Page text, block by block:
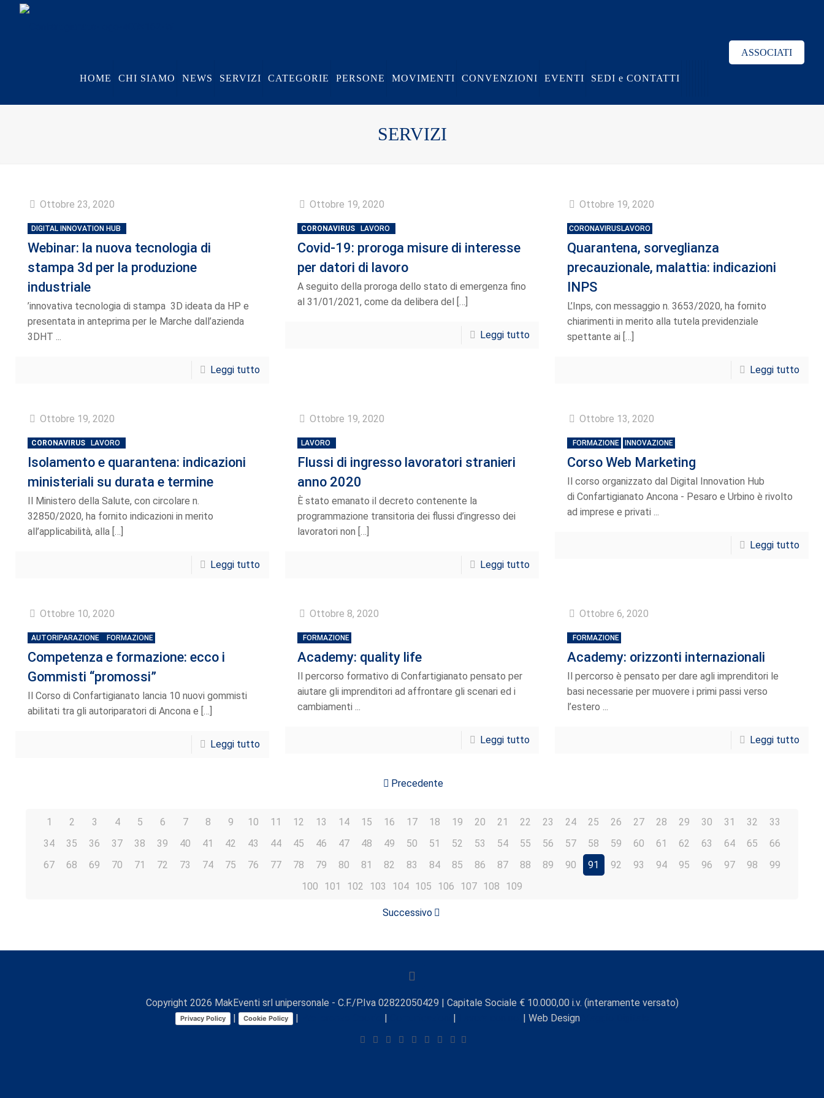
HOME CHI SIAMO NEWS SERVIZI CATEGORIE PERSONE MOVIMENTI CONVENZIONI EVENTI SEDI e CONTATTI
ASSOCIATI
SERVIZI
Ottobre 23, 2020
DIGITAL INNOVATION HUB
Webinar: la nuova tecnologia di
stampa 3d per la produzione
industriale
’innovativa tecnologia di stampa 3D ideata da HP e
presentata in anteprima per le Marche dall’azienda
3DHT ...
Leggi tutto
Ottobre 19, 2020
CORONAVIRUS LAVORO
Covid-19: proroga misure di interesse
per datori di lavoro
A seguito della proroga dello stato di emergenza fino
al 31/01/2021, come da delibera del […]
Leggi tutto
Ottobre 19, 2020
CORONAVIRUSLAVORO
Quarantena, sorveglianza
precauzionale, malattia: indicazioni
INPS
L’Inps, con messaggio n. 3653/2020, ha fornito
chiarimenti in merito alla tutela previdenziale
spettante ai […]
Leggi tutto
Ottobre 19, 2020
CORONAVIRUS LAVORO
Isolamento e quarantena: indicazioni
ministeriali su durata e termine
Il Ministero della Salute, con circolare n.
32850/2020, ha fornito indicazioni in merito
all’applicabilità, alla […]
Leggi tutto
Ottobre 19, 2020
LAVORO
Flussi di ingresso lavoratori stranieri
anno 2020
È stato emanato il decreto contenente la
programmazione transitoria dei flussi d’ingresso dei
lavoratori non […]
Leggi tutto
Ottobre 13, 2020
FORMAZIONE INNOVAZIONE
Corso Web Marketing
Il corso organizzato dal Digital Innovation Hub
di Confartigianato Ancona - Pesaro e Urbino è rivolto
ad imprese e privati ...
Leggi tutto
Ottobre 10, 2020
AUTORIPARAZIONE FORMAZIONE
Competenza e formazione: ecco i
Gommisti “promossi”
Il Corso di Confartigianato lancia 10 nuovi gommisti
abilitati tra gli autoriparatori di Ancona e […]
Leggi tutto
Ottobre 8, 2020
FORMAZIONE
Academy: quality life
Il percorso formativo di Confartigianato pensato per
aiutare gli imprenditori ad affrontare gli scenari ed i
cambiamenti ...
Leggi tutto
Ottobre 6, 2020
FORMAZIONE
Academy: orizzonti internazionali
Il percorso è pensato per dare agli imprenditori le
basi necessarie per muovere i primi passi verso
l’estero ...
Leggi tutto
Precedente
1 2 3 4 5 6 7 8 9 10 11 12 13 14 15 16 17 18 19 20 21 22 23 24 25 26 27 28 29 30 31 32
33
34
35 36 37 38 39 40 41 42 43 44 45 46 47 48 49 50 51 52 53 54 55 56 57 58 59 60 61 62 63 64 65
66
67
68 69 70 71 72 73 74 75 76 77 78 79 80 81 82 83 84 85 86 87 88 89 90 91 92 93 94 95 96 97 98
99
100
101 102 103 104 105 106 107 108 109
Successivo
Copyright 2026 MakEventi srl unipersonale - C.F./P.Iva 02822050429 | Capitale Sociale € 10.000,00 i.v. (interamente versato)
Privacy Policy | Cookie Policy | | | | Web Design